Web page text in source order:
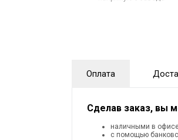
Оплата
Сделав заказ, вы
наличными в
с помощью